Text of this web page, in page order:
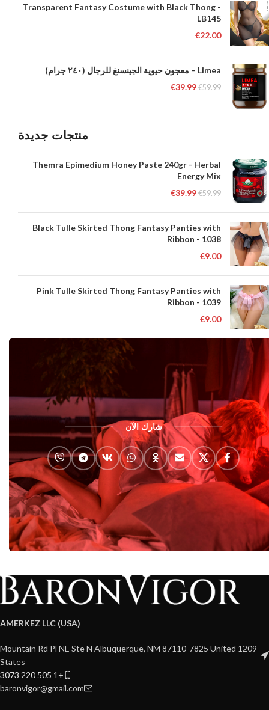
Transparent Fantasy Costume with Black Thong -
LB145
€22.00
Limea – معجون حيوية الجينسنغ للرجال (٢٤٠ جرام)
€59.99
€39.99
منتجات جديدة
Themra Epimedium Honey Paste 240gr - Herbal
Energy Mix
€59.99
€39.99
Black Tulle Skirted Thong Fantasy Panties with
Ribbon - 1038
€9.00
Pink Tulle Skirted Thong Fantasy Panties with
Ribbon - 1039
€9.00
شارك الآن
AMERKEZ LLC (USA)
1209 Mountain Rd Pl NE Ste N Albuquerque, NM 87110-7825 United
States
+1 505 220 3073
baronvigor@gmail.com